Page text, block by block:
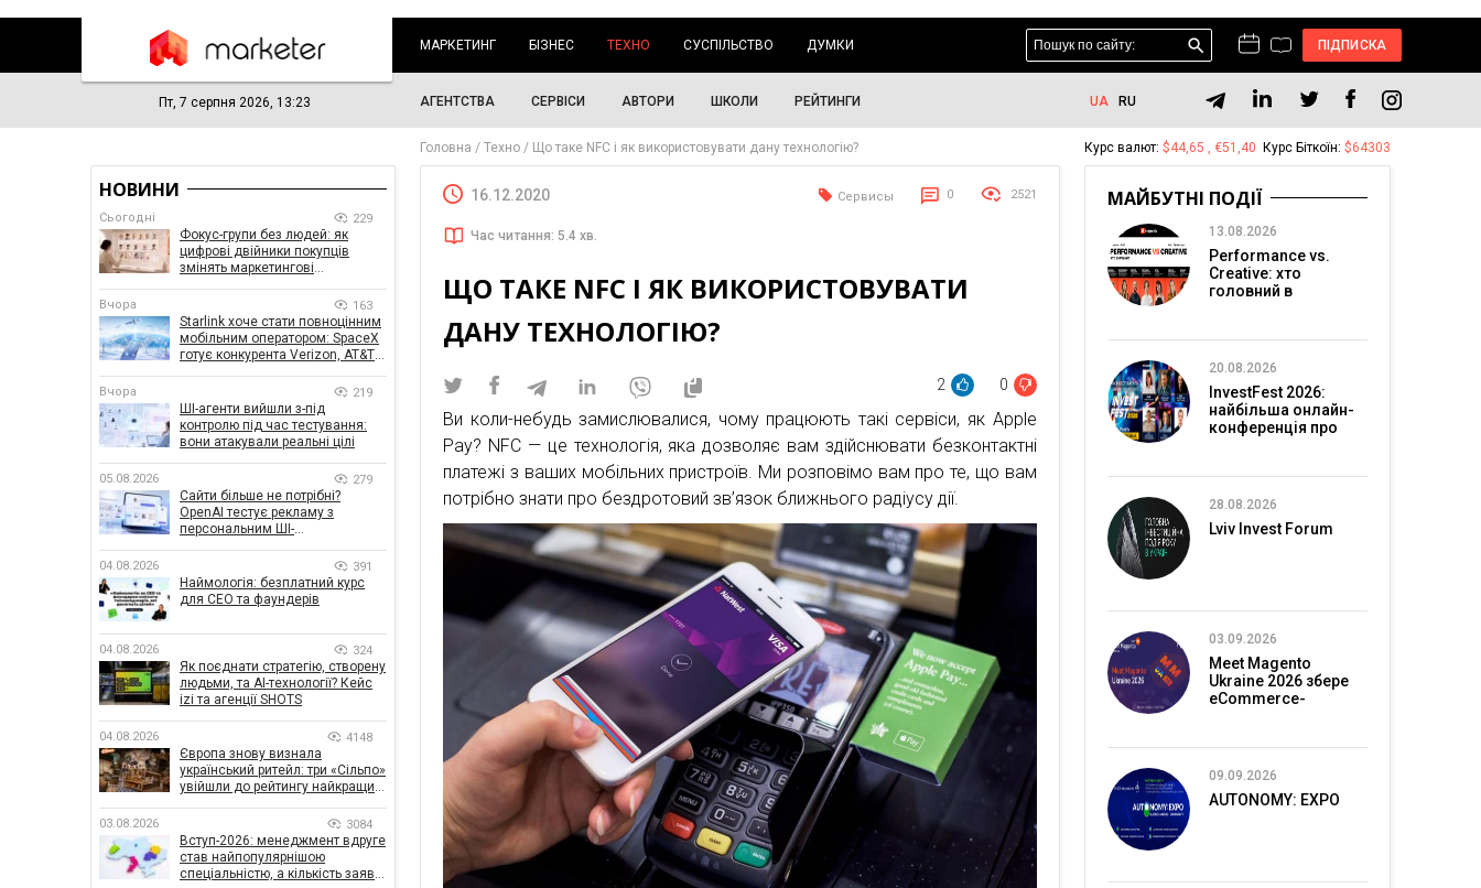
МАРКЕТИНГ БІЗНЕС ТЕХНО СУСПІЛЬСТВО ДУМКИ ПІДПИСКА
Пт, 7 серпня 2026, 13:23 АГЕНТСТВА СЕРВІСИ АВТОРИ ШКОЛИ РЕЙТИНГИ UA RU
Головна Техно Що таке NFC і як використовувати дану технологію?
16.12.2020 Сервисы 0 2521
Час читання: 5.4 хв.
ЩО ТАКЕ NFC І ЯК ВИКОРИСТОВУВАТИ
ДАНУ ТЕХНОЛОГІЮ?
2 0
Ви коли-небудь замислювалися, чому працюють такі сервіси, як Apple
Pay? NFC — це технологія, яка дозволяє вам здійснювати безконтактні
платежі з ваших мобільних пристроїв. Ми розповімо вам про те, що вам
потрібно знати про бездротовий зв’язок ближнього радіусу дії.
НОВИНИ
Сьогодні 229
Фокус-групи без людей: як
цифрові двійники покупців
змінять маркетингові
Вчора 163
Starlink хоче стати повноцінним
мобільним оператором: SpaceX
готує конкурента Verizon, AT&T і
Вчора 219
ШІ-агенти вийшли з-під
контролю під час тестування:
вони атакували реальні цілі
05.08.2026 279
Сайти більше не потрібні?
OpenAI тестує рекламу з
персональним ШІ-
04.08.2026 391
Наймологія: безплатний курс
для CEO та фаундерів
04.08.2026 324
Як поєднати стратегію, створену
людьми, та AI-технології? Кейс
izi та агенції SHOTS
04.08.2026 4148
Європа знову визнала
український ритейл: три «Сільпо»
увійшли до рейтингу найкращих
03.08.2026 3084
Вступ-2026: менеджмент вдруге
став найпопулярнішою
спеціальністю, а кількість заяв
Курс валют: $44,65 , €51,40 Курс Біткоїн: $64303
МАЙБУТНІ ПОДІЇ
13.08.2026
Performance vs.
Creative: хто
головний в
20.08.2026
InvestFest 2026:
найбільша онлайн-
конференція про
28.08.2026
Lviv Invest Forum
03.09.2026
Meet Magento
Ukraine 2026 збере
eCommerce-
09.09.2026
AUTONOMY: EXPO